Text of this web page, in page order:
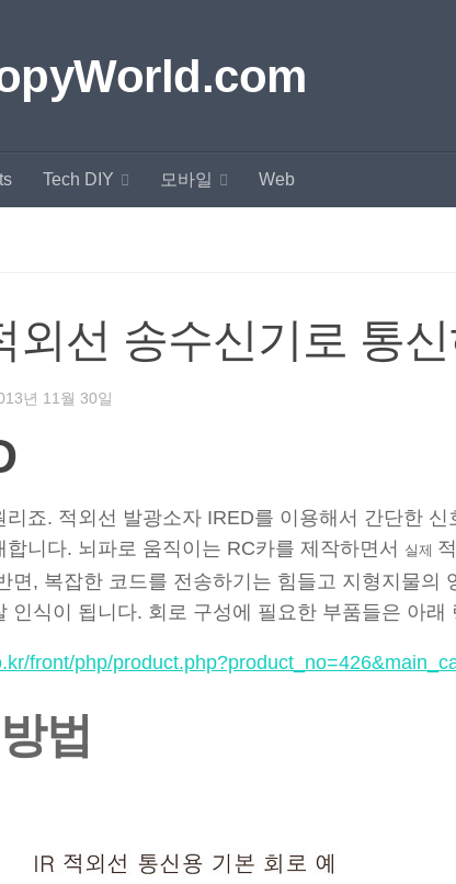
Tech DIY 모바일 Web
외선 송수신기로 통
년 11월 30일
리죠. 적외선 발광소자 IRED를 이용해서 간단한
합니다. 뇌파로 움직이는 RC카를 제작하면서
실제
면, 복잡한 코드를 전송하기는 힘들고 지형지물의
인식이 됩니다. 회로 구성에 필요한 부품들은 아래
front/php/
법